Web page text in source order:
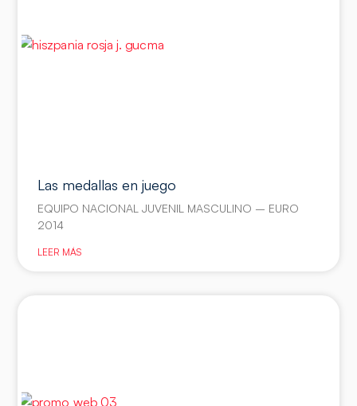
Las medallas en juego
EQUIPO NACIONAL JUVENIL MASCULINO – EURO
2014
LEER MÁS